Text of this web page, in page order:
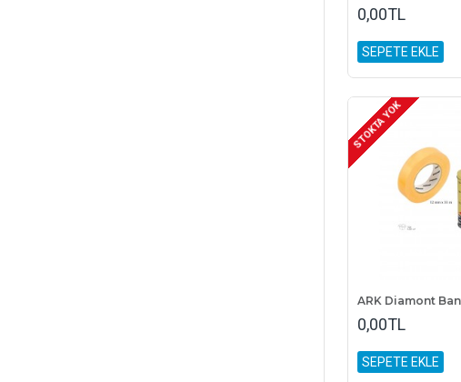
0,00TL
SEPETE EKLE
STOKTA YOK
0,00TL
SEPETE EKLE